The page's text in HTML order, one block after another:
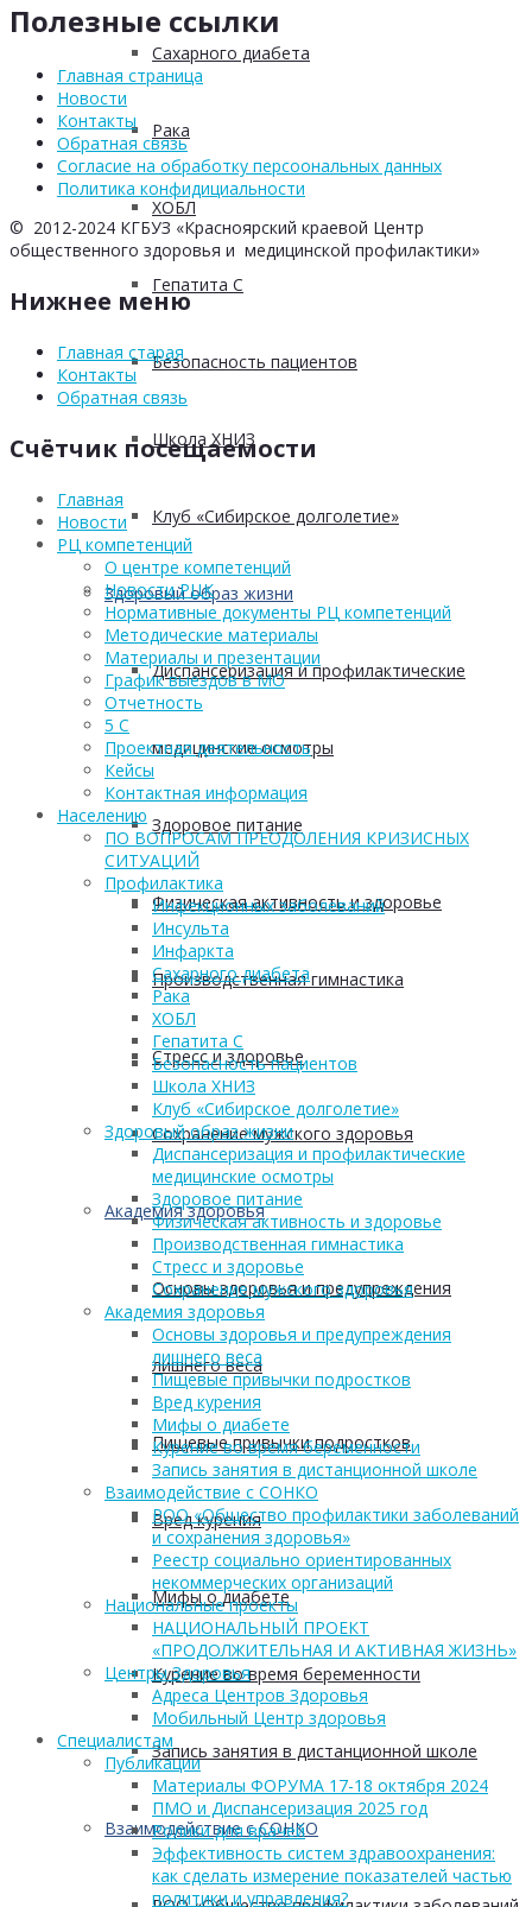
Сахарного диабета
Рака
ХОБЛ
Гепатита С
Безопасность пациентов
Школа ХНИЗ
Клуб «Сибирское долголетие»
Здоровый образ жизни
Диспансеризация и профилактические
медицинские осмотры
Здоровое питание
Физическая активность и здоровье
Производственная гимнастика
Стресс и здоровье
Сохранение мужского здоровья
Академия здоровья
Основы здоровья и предупреждения
лишнего веса
Пищевые привычки подростков
Вред курения
Мифы о диабете
Курение во время беременности
Запись занятия в дистанционной школе
Взаимодействие с СОНКО
Полезные ссылки
Главная страница
Новости
Контакты
Обратная связь
Согласие на обработку персоональных данных
Политика конфидициальности
© 2012-2024 КГБУЗ «Красноярский краевой Центр
общественного здоровья и медицинской профилактики»
Нижнее меню
Главная старая
Контакты
Обратная связь
Счётчик посещаемости
Главная
Новости
РЦ компетенций
О центре компетенций
Новости РЦК
Нормативные документы РЦ компетенций
Методические материалы
Материалы и презентации
График выездов в МО
Отчетность
5 С
Проектная деятельность
Кейсы
Контактная информация
Населению
ПО ВОПРОСАМ ПРЕОДОЛЕНИЯ КРИЗИСНЫХ
СИТУАЦИЙ
Профилактика
Инфекционных заболеваний
Инсульта
Инфаркта
Сахарного диабета
Рака
ХОБЛ
Гепатита С
Безопасность пациентов
Школа ХНИЗ
Клуб «Сибирское долголетие»
Здоровый образ жизни
Диспансеризация и профилактические
медицинские осмотры
Здоровое питание
Физическая активность и здоровье
Производственная гимнастика
Стресс и здоровье
Сохранение мужского здоровья
Академия здоровья
Основы здоровья и предупреждения
лишнего веса
Пищевые привычки подростков
Вред курения
Мифы о диабете
Курение во время беременности
Запись занятия в дистанционной школе
Взаимодействие с СОНКО
РОО «Общество профилактики заболеваний
и сохранения здоровья»
Реестр социально ориентированных
некоммерческих организаций
Национальные проекты
НАЦИОНАЛЬНЫЙ ПРОЕКТ
«ПРОДОЛЖИТЕЛЬНАЯ И АКТИВНАЯ ЖИЗНЬ»
Центры Здоровья
Адреса Центров Здоровья
Мобильный Центр здоровья
Cпециалистам
Публикации
Материалы ФОРУМА 17-18 октября 2024
ПМО и Диспансеризация 2025 год
Ролики для врачей
Эффективность систем здравоохранения:
как сделать измерение показателей частью
политики и управления?